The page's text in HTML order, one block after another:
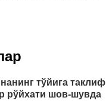
тўйига таклиф
рўйхати шов-шувда